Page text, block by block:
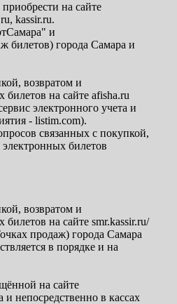
на сайте
kassir.ru.
и
города Самара и
возвратом и
на сайте afisha.ru
электронного учета и
- listim.com).
связанных с покупкой,
билетов
возвратом и
на сайте smr.kassir.ru/
продаж) города Самара
в порядке и на
на сайте
и непосредственно в кассах